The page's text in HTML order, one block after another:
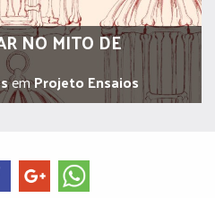
NO MITO DE
emProjeto Ensaios